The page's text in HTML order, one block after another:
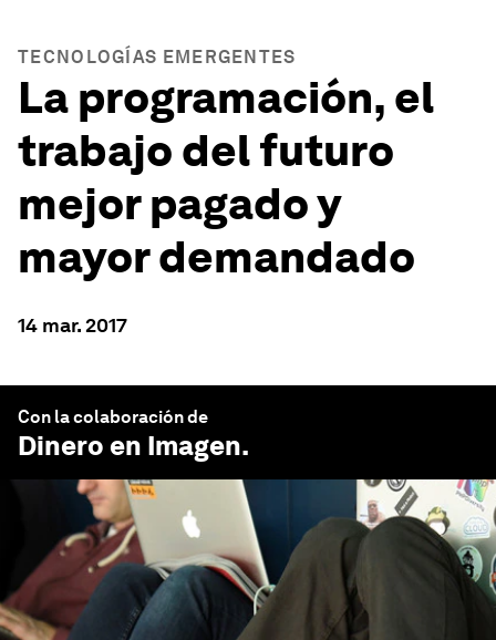
TECNOLOGÍAS EMERGENTES
La programación, el
trabajo del futuro
mejor pagado y
mayor demandado
14 mar. 2017
Con la colaboración de
Dinero en Imagen.